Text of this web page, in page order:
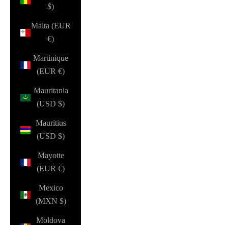
$)
Malta (EUR
€)
Martinique
(EUR €)
Mauritania
(USD $)
Mauritius
(USD $)
Mayotte
(EUR €)
Mexico
(MXN $)
Moldova